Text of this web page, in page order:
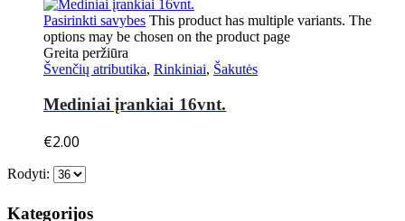
Pasirinkti savybes This product has multiple variants. The
options may be chosen on the product page
Greita peržiūra
Švenčių atributika, Rinkiniai, Šakutės
Mediniai įrankiai 16vnt.
€2.00
Rodyti:
Kategorijos